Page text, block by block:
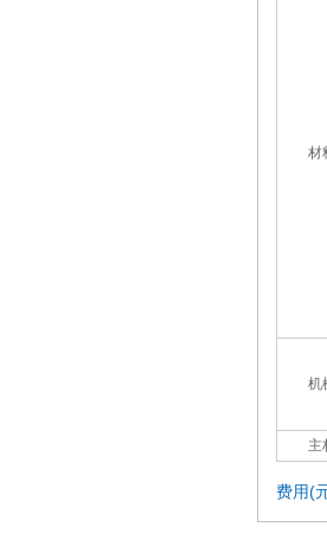
材
机
主
费用(